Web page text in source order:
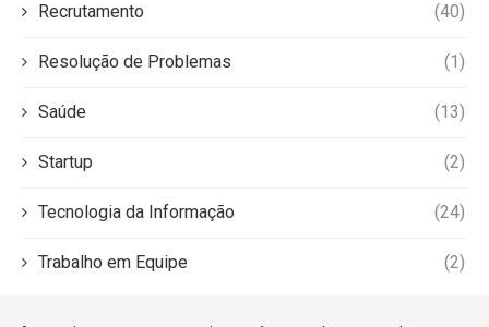
Recrutamento (40)
Resolução de Problemas (1)
Saúde (13)
Startup (2)
Tecnologia da Informação (24)
Trabalho em Equipe (2)